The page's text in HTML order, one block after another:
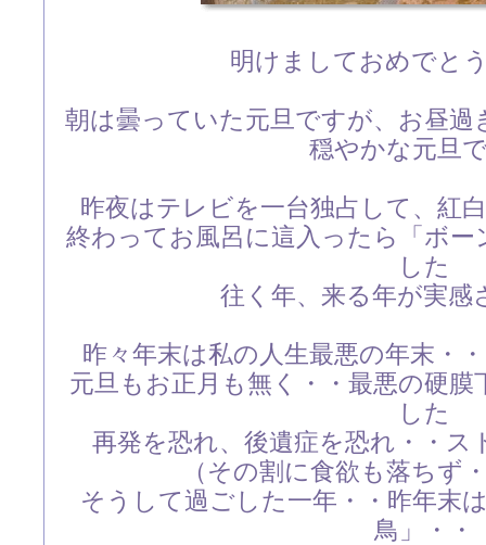
明けましておめでと
朝は曇っていた元旦ですが、お昼
穏やかな元旦
昨夜はテレビを一台独占して、紅
終わってお風呂に這入ったら「ボ
した
往く年、来る年が実感
昨々年末は私の人生最悪の年末・
元旦もお正月も無く・・最悪の硬
した
再発を恐れ、後遺症を恐れ・・
（その割に食欲も落ちず
そうして過ごした一年・・昨年末
鳥」・・